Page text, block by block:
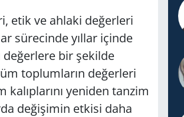
etik ve ahlaki değerleri
sürecinde yıllar içinde
bir şekilde
toplumların değerleri
yeniden tanzim
değişimin etkisi daha